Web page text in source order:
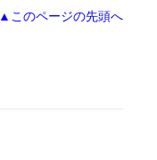
▲このページの先頭へ